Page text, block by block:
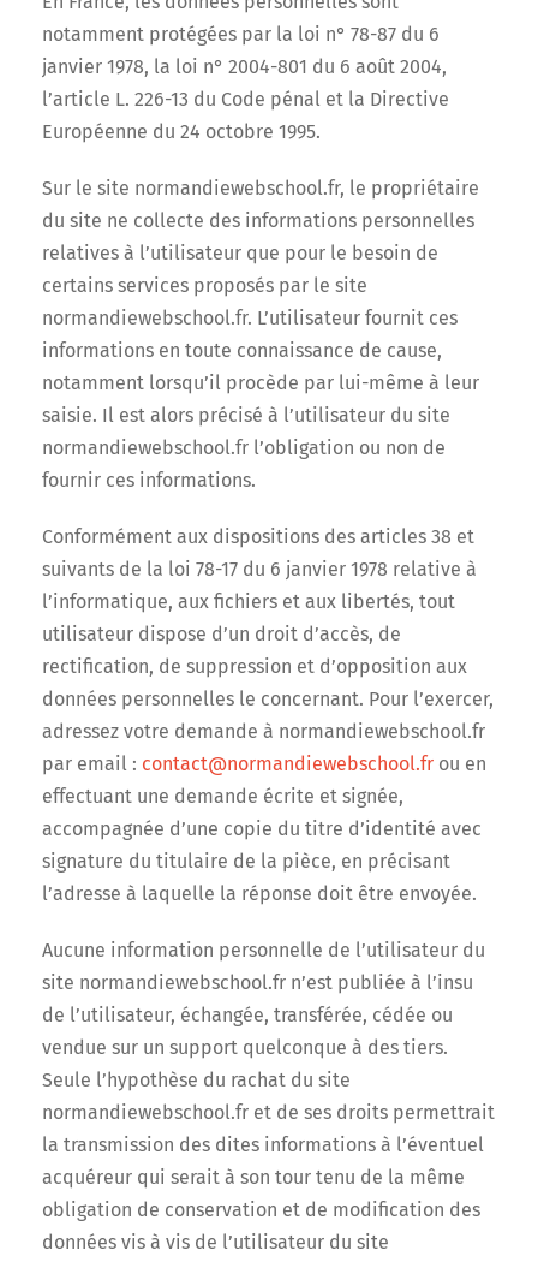
notamment protégées par la loi n° 78-87 du 6
janvier 1978, la loi n° 2004-801 du 6 août 2004,
l’article L. 226-13 du Code pénal et la Directive
Européenne du 24 octobre 1995.
Sur le site normandiewebschool.fr, le propriétaire
du site ne collecte des informations personnelles
relatives à l’utilisateur que pour le besoin de
certains services proposés par le site
normandiewebschool.fr. L’utilisateur fournit ces
informations en toute connaissance de cause,
notamment lorsqu’il procède par lui-même à leur
saisie. Il est alors précisé à l’utilisateur du site
normandiewebschool.fr l’obligation ou non de
fournir ces informations.
Conformément aux dispositions des articles 38 et
suivants de la loi 78-17 du 6 janvier 1978 relative à
l’informatique, aux fichiers et aux libertés, tout
utilisateur dispose d’un droit d’accès, de
rectification, de suppression et d’opposition aux
données personnelles le concernant. Pour l’exercer,
adressez votre demande à normandiewebschool.fr
par email : contact@normandiewebschool.fr ou en
effectuant une demande écrite et signée,
accompagnée d’une copie du titre d’identité avec
signature du titulaire de la pièce, en précisant
l’adresse à laquelle la réponse doit être envoyée.
Aucune information personnelle de l’utilisateur du
site normandiewebschool.fr n’est publiée à l’insu
de l’utilisateur, échangée, transférée, cédée ou
vendue sur un support quelconque à des tiers.
Seule l’hypothèse du rachat du site
normandiewebschool.fr et de ses droits permettrait
la transmission des dites informations à l’éventuel
acquéreur qui serait à son tour tenu de la même
obligation de conservation et de modification des
données vis à vis de l’utilisateur du site